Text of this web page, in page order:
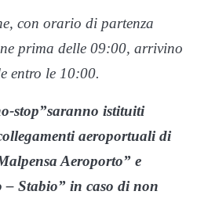
con orario di partenza
prima delle 09:00, arrivino
entro le 10:00.
stop”saranno istituiti
aeroportuali di
Aeroporto” e
– Stabio” in caso di non